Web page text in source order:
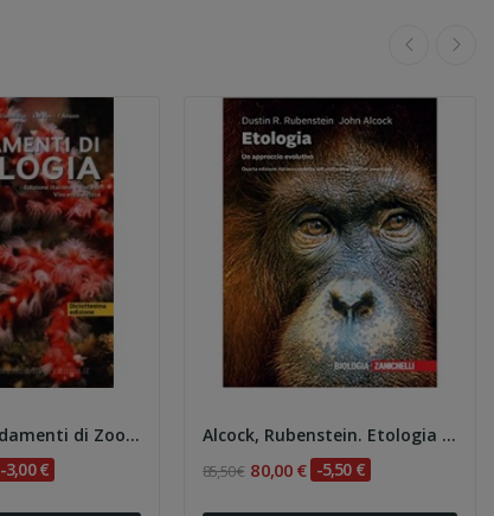
Hickman. Fondamenti di Zoologia
-3,00 €
Alcock, Rubenstein. Etologia 4e
85,50 € 80,00 € -5,50 €